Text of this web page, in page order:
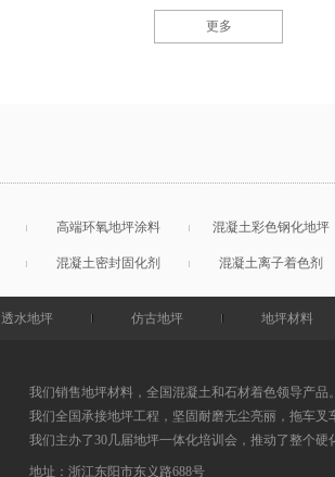
更多
高端环氧地坪涂料 混凝土彩色钢化地坪
混凝土密封固化剂 混凝土离子着色剂
透水地坪 仿古地坪 地坪材料
我们销售地坪材料，全国混凝土和石材着色领导产品。
我们全国承接地坪工程，坚固耐磨无尘亮丽，拖车叉
我们主办了30几届地坪一体化培训会，推动了整个硬
地址：浙江东阳市东义路688号